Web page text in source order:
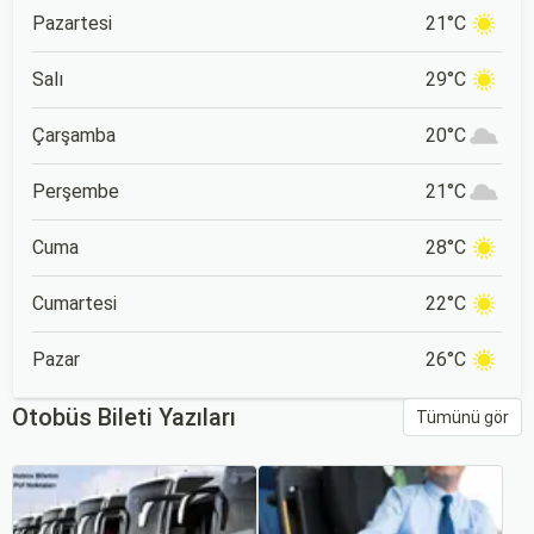
Pazartesi 21°C
Salı 29°C
Çarşamba 20°C
Perşembe 21°C
Cuma 28°C
Cumartesi 22°C
Pazar 26°C
Otobüs Bileti Yazıları Tümünü gör